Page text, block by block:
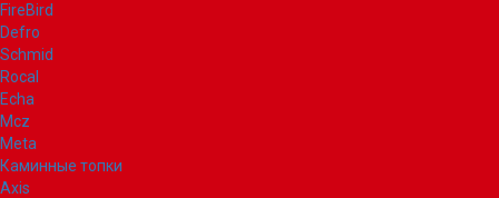
FireBird
Defro
Schmid
Rocal
Echa
Mcz
Meta
Каминные топки
Axis